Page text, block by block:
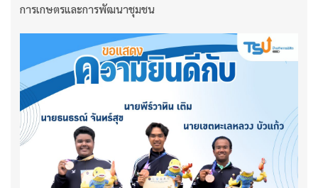
การเกษตรและการพัฒนาชุมชน